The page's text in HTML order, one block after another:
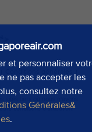
et personnaliser
ne pas accepter les
consultez notre
Générales&
.